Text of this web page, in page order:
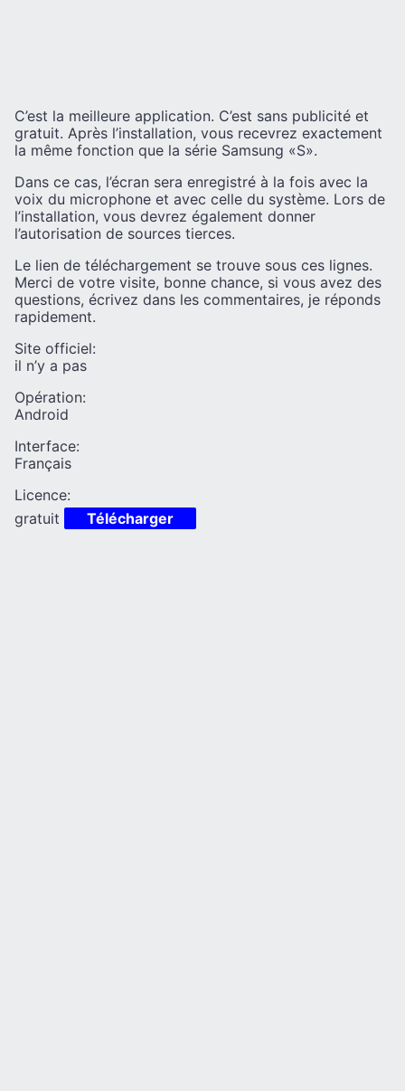
C’est la meilleure application. C’est sans publicité et
gratuit. Après l’installation, vous recevrez exactement
la même fonction que la série Samsung «S».
Dans ce cas, l’écran sera enregistré à la fois avec la
voix du microphone et avec celle du système. Lors de
l’installation, vous devrez également donner
l’autorisation de sources tierces.
Le lien de téléchargement se trouve sous ces lignes.
Merci de votre visite, bonne chance, si vous avez des
questions, écrivez dans les commentaires, je réponds
rapidement.
Site officiel:
il n’y a pas
Opération:
Android
Interface:
Français
Licence:
gratuit
Télécharger